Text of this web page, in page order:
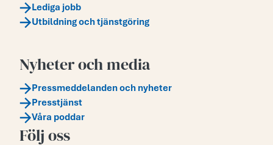
Lediga jobb
Utbildning och tjänstgöring
Nyheter och media
Pressmeddelanden och nyheter
Presstjänst
Våra poddar
Följ oss